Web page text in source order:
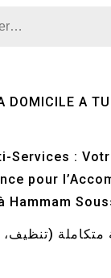
DOMICILE A
Services :
pour
Hammam
متكاملة